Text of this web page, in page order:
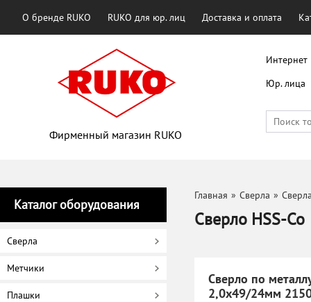
О бренде RUKO RUKO для юр. лиц Доставка и оплата
Фирменный магазин RUKO
Интернет
Юр. лица
Каталог оборудования
Сверла
Метчики
Плашки
Главная » Сверла »
Сверло HSS-Co
Сверло по
2,0х49/24мм